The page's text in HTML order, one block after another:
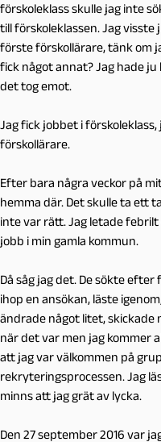
förskoleklass skulle jag inte
till förskoleklassen. Jag
förste förskollärare, tänk om
fick något annat? Jag hade
det tog emot.
Jag fick jobbet i
förskollärare.
Efter bara några veckor på
hemma där. Det skulle ta ett
inte var rätt. Jag letade
jobb i min gamla kommun.
Då såg jag det. De sökte
ihop en ansökan, läste
ändrade något litet, skickade
när det var men jag kommer
att jag var välkommen på
rekryteringsprocessen. Jag
minns att jag grät av lycka.
Den 27 september 2016 var